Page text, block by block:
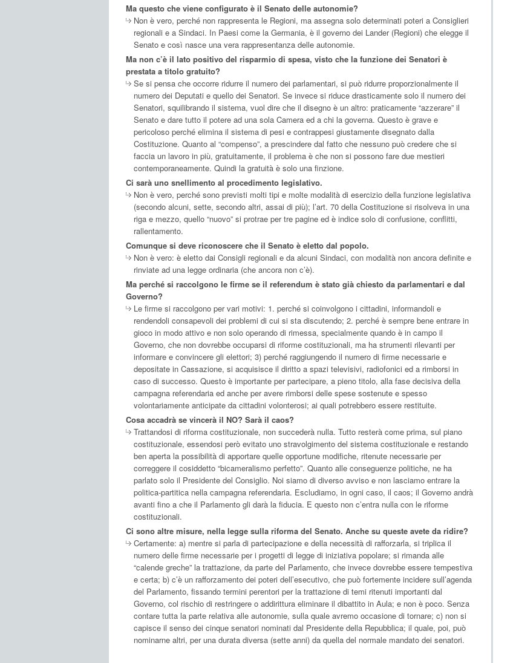
Ma questo che viene configurato è il Senato delle autonomie?
Non è vero, perché non rappresenta le Regioni, ma assegna solo determinati poteri a Consiglieri
regionali e a Sindaci. In Paesi come la Germania, è il governo dei Lander (Regioni) che elegge il
Senato e così nasce una vera rappresentanza delle autonomie.
Ma non c’è il lato positivo del risparmio di spesa, visto che la funzione dei Senatori è
prestata a titolo gratuito?
Se si pensa che occorre ridurre il numero dei parlamentari, si può ridurre proporzionalmente il
numero dei Deputati e quello dei Senatori. Se invece si riduce drasticamente solo il numero dei
Senatori, squilibrando il sistema, vuol dire che il disegno è un altro: praticamente “azzerare” il
Senato e dare tutto il potere ad una sola Camera ed a chi la governa. Questo è grave e
pericoloso perché elimina il sistema di pesi e contrappesi giustamente disegnato dalla
Costituzione. Quanto al “compenso”, a prescindere dal fatto che nessuno può credere che si
faccia un lavoro in più, gratuitamente, il problema è che non si possono fare due mestieri
contemporaneamente. Quindi la gratuità è solo una finzione.
Ci sarà uno snellimento al procedimento legislativo.
Non è vero, perché sono previsti molti tipi e molte modalità di esercizio della funzione legislativa
(secondo alcuni, sette, secondo altri, assai di più); l’art. 70 della Costituzione si risolveva in una
riga e mezzo, quello “nuovo” si protrae per tre pagine ed è indice solo di confusione, conflitti,
rallentamento.
Comunque si deve riconoscere che il Senato è eletto dal popolo.
Non è vero: è eletto dai Consigli regionali e da alcuni Sindaci, con modalità non ancora definite e
rinviate ad una legge ordinaria (che ancora non c’è).
Ma perché si raccolgono le firme se il referendum è stato già chiesto da parlamentari e dal
Governo?
Le firme si raccolgono per vari motivi: 1. perché si coinvolgono i cittadini, informandoli e
rendendoli consapevoli dei problemi di cui si sta discutendo; 2. perché è sempre bene entrare in
gioco in modo attivo e non solo operando di rimessa, specialmente quando è in campo il
Governo, che non dovrebbe occuparsi di riforme costituzionali, ma ha strumenti rilevanti per
informare e convincere gli elettori; 3) perché raggiungendo il numero di firme necessarie e
depositate in Cassazione, si acquisisce il diritto a spazi televisivi, radiofonici ed a rimborsi in
caso di successo. Questo è importante per partecipare, a pieno titolo, alla fase decisiva della
campagna referendaria ed anche per avere rimborsi delle spese sostenute e spesso
volontariamente anticipate da cittadini volonterosi; ai quali potrebbero essere restituite.
Cosa accadrà se vincerà il NO? Sarà il caos?
Trattandosi di riforma costituzionale, non succederà nulla. Tutto resterà come prima, sul piano
costituzionale, essendosi però evitato uno stravolgimento del sistema costituzionale e restando
ben aperta la possibilità di apportare quelle opportune modifiche, ritenute necessarie per
correggere il cosiddetto “bicameralismo perfetto”. Quanto alle conseguenze politiche, ne ha
parlato solo il Presidente del Consiglio. Noi siamo di diverso avviso e non lasciamo entrare la
politica-partitica nella campagna referendaria. Escludiamo, in ogni caso, il caos; il Governo andrà
avanti fino a che il Parlamento gli darà la fiducia. E questo non c’entra nulla con le riforme
costituzionali.
Ci sono altre misure, nella legge sulla riforma del Senato. Anche su queste avete da ridire?
Certamente: a) mentre si parla di partecipazione e della necessità di rafforzarla, si triplica il
numero delle firme necessarie per i progetti di legge di iniziativa popolare; si rimanda alle
“calende greche” la trattazione, da parte del Parlamento, che invece dovrebbe essere tempestiva
e certa; b) c’è un rafforzamento dei poteri dell’esecutivo, che può fortemente incidere sull’agenda
del Parlamento, fissando termini perentori per la trattazione di temi ritenuti importanti dal
Governo, col rischio di restringere o addirittura eliminare il dibattito in Aula; e non è poco. Senza
contare tutta la parte relativa alle autonomie, sulla quale avremo occasione di tornare; c) non si
capisce il senso dei cinque senatori nominati dal Presidente della Repubblica; il quale, poi, può
nominarne altri, per una durata diversa (sette anni) da quella del normale mandato dei senatori.